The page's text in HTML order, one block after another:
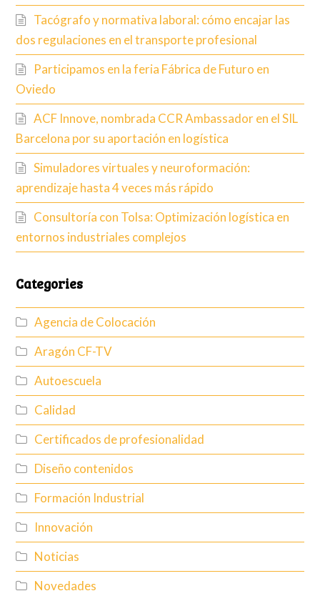
Tacógrafo y normativa laboral: cómo encajar las
dos regulaciones en el transporte profesional
Participamos en la feria Fábrica de Futuro en
Oviedo
ACF Innove, nombrada CCR Ambassador en el SIL
Barcelona por su aportación en logística
Simuladores virtuales y neuroformación:
aprendizaje hasta 4 veces más rápido
Consultoría con Tolsa: Optimización logística en
entornos industriales complejos
Categories
Agencia de Colocación
Aragón CF-TV
Autoescuela
Calidad
Certificados de profesionalidad
Diseño contenidos
Formación Industrial
Innovación
Noticias
Novedades